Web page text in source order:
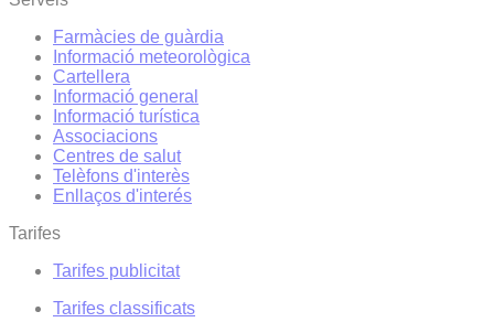
Farmàcies de guàrdia
Informació meteorològica
Cartellera
Informació general
Informació turística
Associacions
Centres de salut
Telèfons d'interès
Enllaços d'interés
Tarifes
Tarifes publicitat
Tarifes classificats